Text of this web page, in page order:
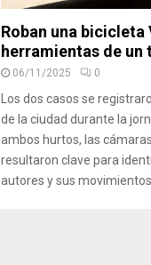
Roban una bicicleta
herramientas de
06/11/2025 0
Los dos casos se
de la ciudad durante la
ambos hurtos, las
resultaron clave para
autores y sus